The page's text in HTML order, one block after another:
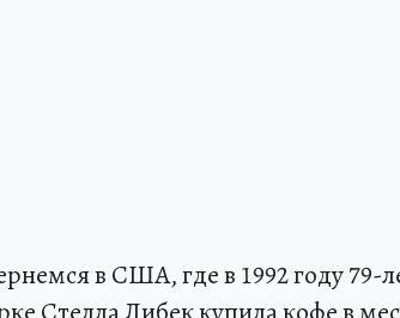
в США, где в 1992 году 79-